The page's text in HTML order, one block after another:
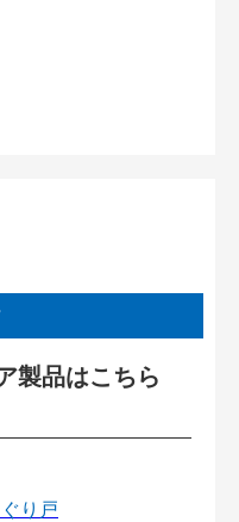
製品はこちら
り戸